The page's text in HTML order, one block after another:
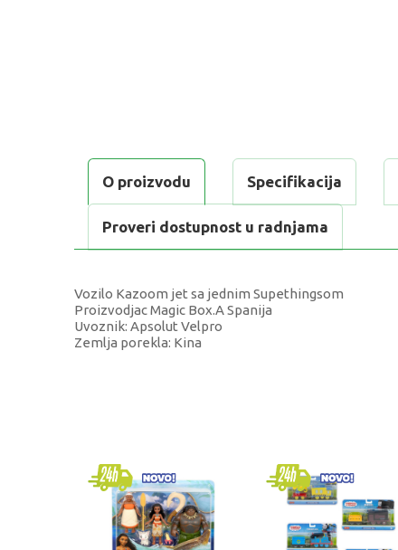
O proizvodu Specifikacija
Proveri dostupnost u radnjama
Vozilo Kazoom jet sa jednim Supethingsom
Proizvodjac Magic Box.A Spanija
Uvoznik: Apsolut Velpro
Zemlja porekla: Kina
Pol
Uzrast